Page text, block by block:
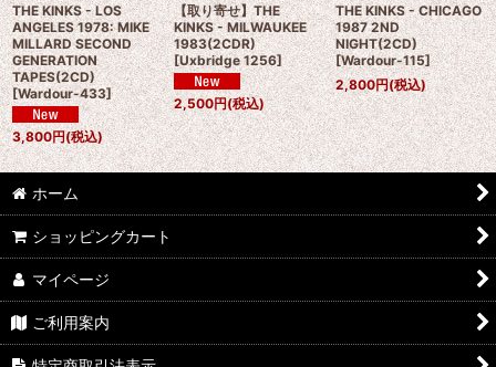
THE KINKS - LOS
ANGELES 1978: MIKE
MILLARD SECOND
GENERATION
TAPES(2CD)
[Wardour-433]
3,800円(税込)
【取り寄せ】THE
KINKS - MILWAUKEE
1983(2CDR)
[Uxbridge 1256]
2,500円(税込)
THE KINKS - CHICAGO
1987 2ND
NIGHT(2CD)
[Wardour-115]
2,800円(税込)
ホーム
ショッピングカート
マイページ
ご利用案内